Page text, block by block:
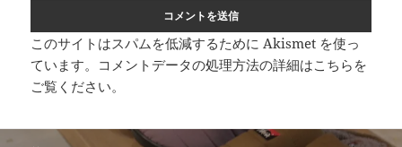
このサイトはスパムを低減するために Akismet を使っ
ています。 コメントデータの処理方法の詳細はこちらを
ご覧ください。